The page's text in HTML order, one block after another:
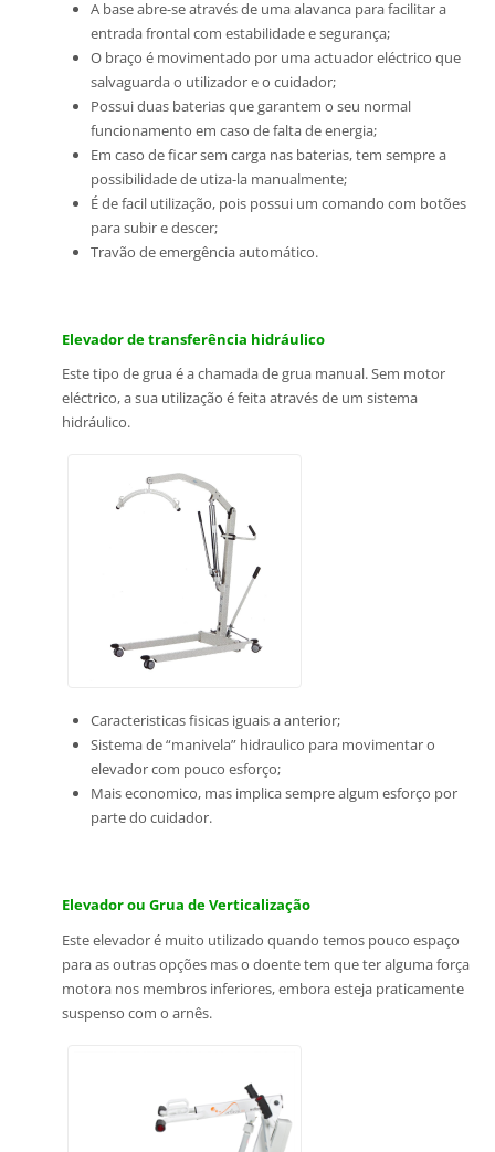
A base abre-se através de uma alavanca para facilitar a
entrada frontal com estabilidade e segurança;
O braço é movimentado por uma actuador eléctrico que
salvaguarda o utilizador e o cuidador;
Possui duas baterias que garantem o seu normal
funcionamento em caso de falta de energia;
Em caso de ficar sem carga nas baterias, tem sempre a
possibilidade de utiza-la manualmente;
É de facil utilização, pois possui um comando com botões
para subir e descer;
Travão de emergência automático.
Elevador de transferência hidráulico
Este tipo de grua é a chamada de grua manual. Sem motor
eléctrico, a sua utilização é feita através de um sistema
hidráulico.
Caracteristicas fisicas iguais a anterior;
Sistema de “manivela” hidraulico para movimentar o
elevador com pouco esforço;
Mais economico, mas implica sempre algum esforço por
parte do cuidador.
Elevador ou Grua de Verticalização
Este elevador é muito utilizado quando temos pouco espaço
para as outras opções mas odoente tem que ter alguma força
motora nos membros inferiores, embora esteja praticamente
suspenso com o arnês.